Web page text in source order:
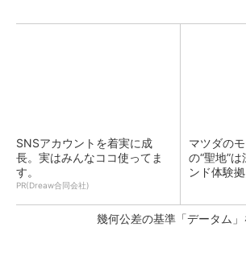
SNSアカウントを着実に成
長。実はみんなココ使ってま
す。
PR(Dreaw合同会社)
マツダの
の“聖地”
ンド体験
幾何公差の基準「データム」